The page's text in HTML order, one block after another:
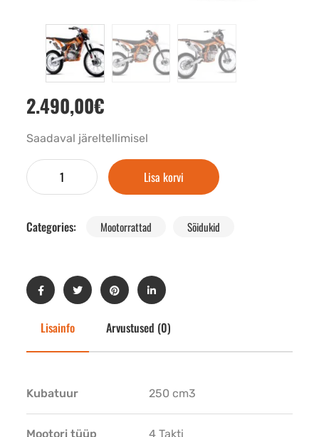
2.490,00€
Saadaval järeltellimisel
Lisa korvi
Categories: Mootorrattad Sõidukid
Lisainfo Arvustused (0)
Kubatuur 250 cm3
Mootori tüüp 4 Takti